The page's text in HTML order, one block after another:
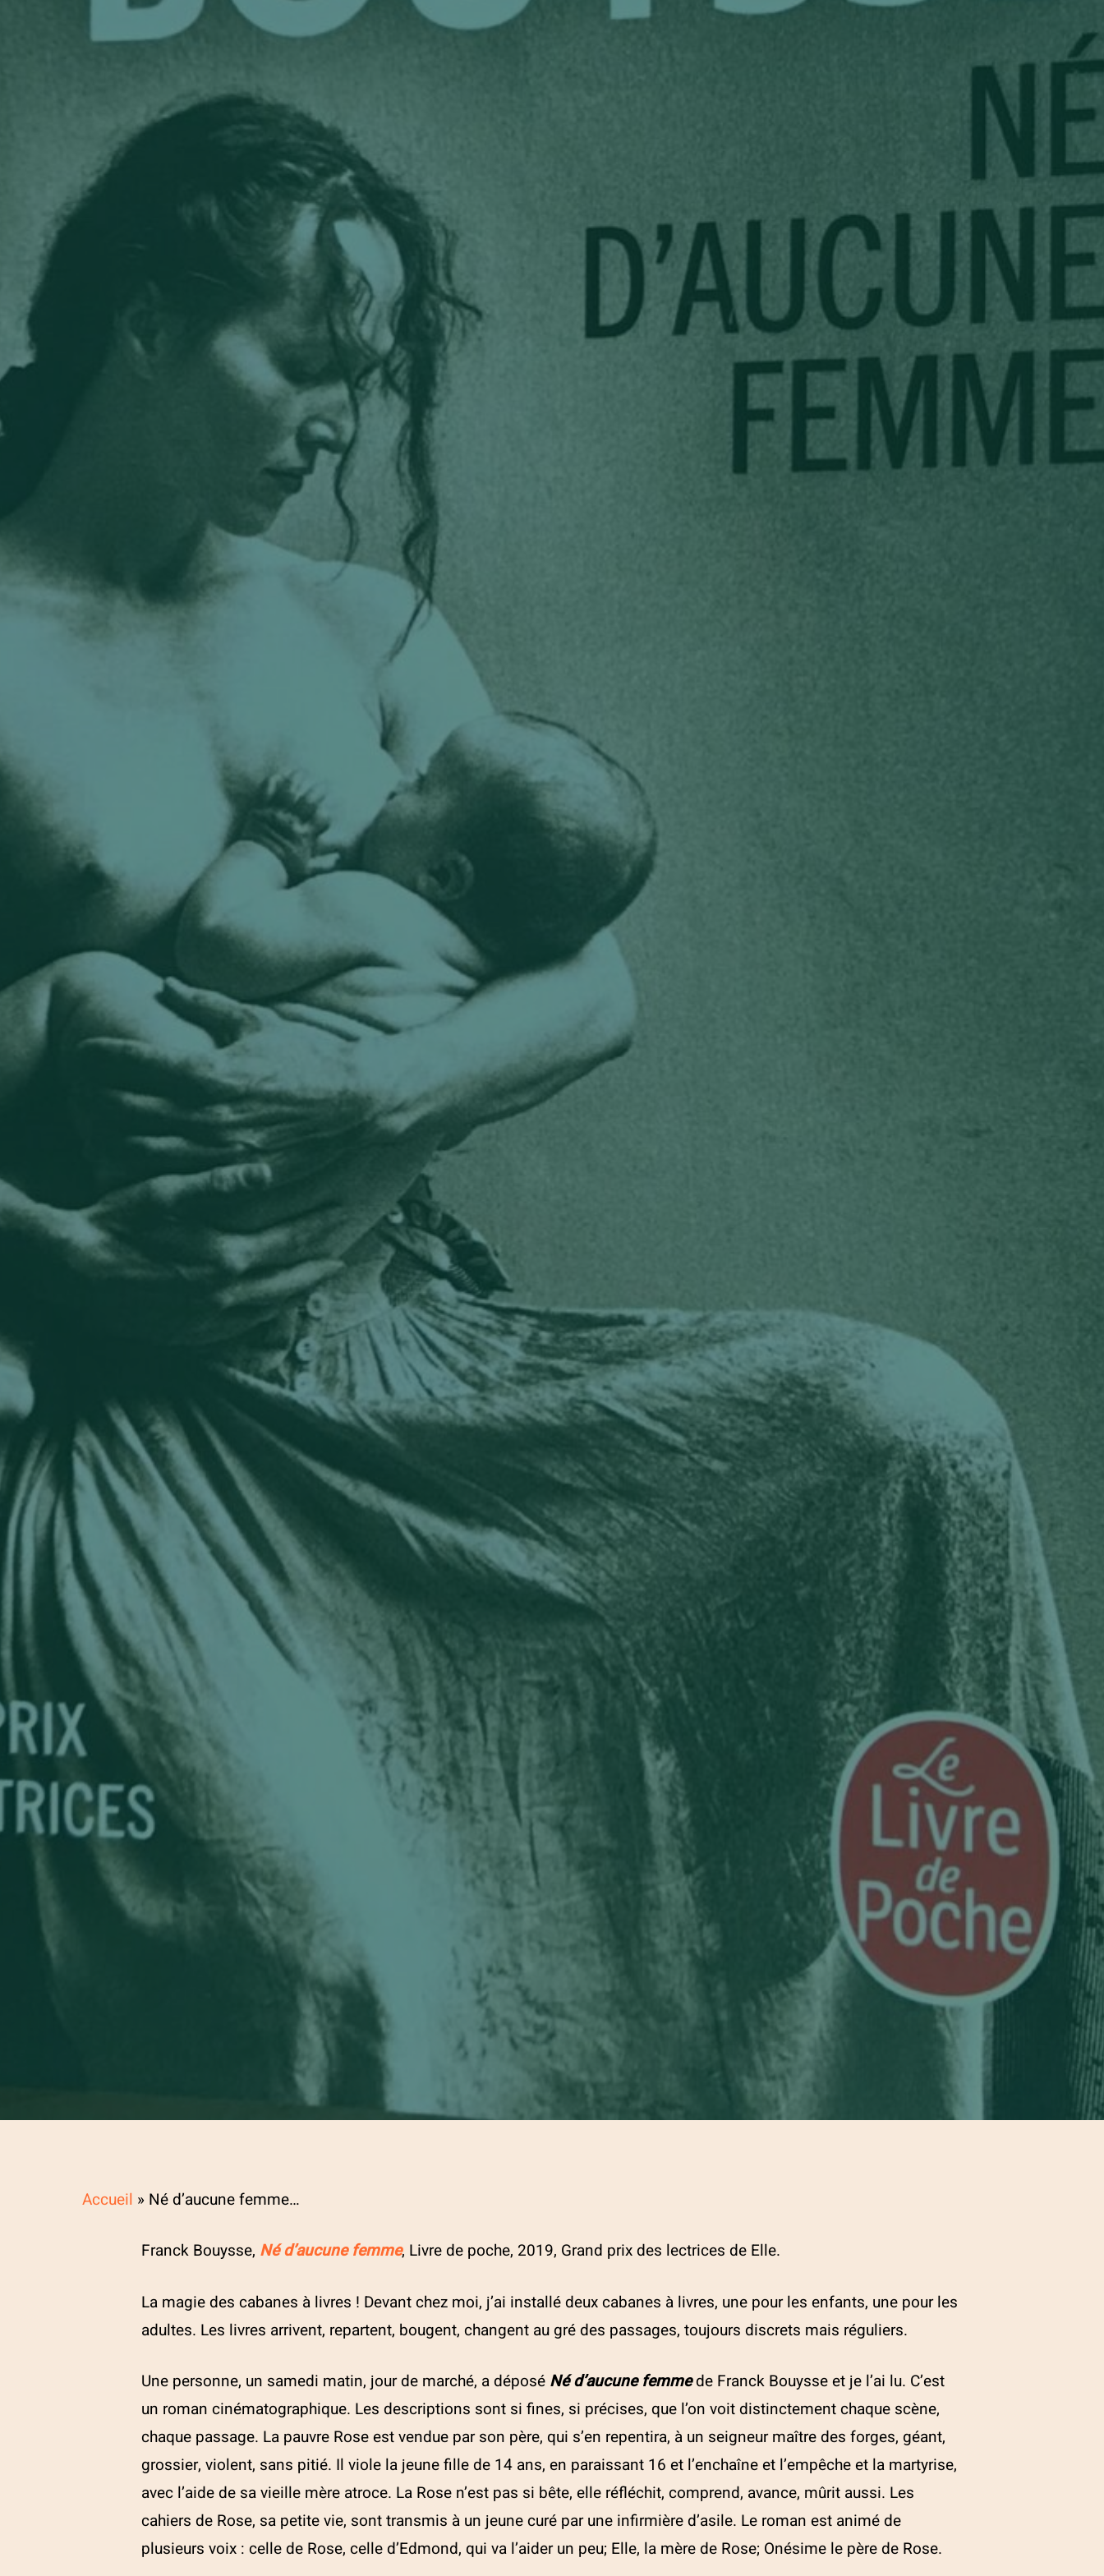
parCelineFeillel
Accueil » Né d’aucune femme…
Franck Bouysse, Né d’aucune femme, Livre de poche, 2019, Grand prix des lectrices de Elle.
La magie des cabanes à livres ! Devant chez moi, j’ai installé deux cabanes à livres, une pour les enfants, une pour les
adultes. Les livres arrivent, repartent, bougent, changent au gré des passages, toujours discrets mais réguliers.
Une personne, un samedi matin, jour de marché, a déposé Né d’aucune femmede Franck Bouysse et je l’ai lu. C’est
un roman cinématographique. Les descriptions sont si fines, si précises, que l’on voit distinctement chaque scène,
chaque passage. La pauvre Rose est vendue par son père, qui s’en repentira, à un seigneur maître des forges, géant,
grossier, violent, sans pitié. Il viole la jeune fille de 14 ans, en paraissant 16 et l’enchaîne et l’empêche et la martyrise,
avec l’aide de sa vieille mère atroce. La Rose n’est pas si bête, elle réfléchit, comprend, avance, mûrit aussi. Les
cahiers de Rose, sa petite vie, sont transmis à un jeune curé par une infirmière d’asile. Le roman est animé de
plusieurs voix : celle de Rose, celle d’Edmond, qui va l’aider un peu; Elle, la mère de Rose; Onésime le père de Rose.
Le petit journal
(newsletter) d'ecrit-tout
Abonnez-vous à notre petit journal et
Adresse
35200 RENNESQuartier Le Blosne
© 2022 - 2026 Association L’Atelier
d’Ecriture
Suivi du site par Alexandre Ionoff –
Création de sites web et référencement à